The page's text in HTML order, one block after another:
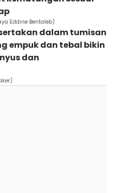
Eddine Bentaleb)
dalam tumisan
empuk dan tebal bikin
dan